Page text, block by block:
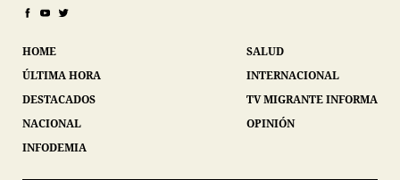
HOME
ÚLTIMA HORA
DESTACADOS
NACIONAL
INFODEMIA
SALUD
INTERNACIONAL
TV MIGRANTE INFORMA
OPINIÓN